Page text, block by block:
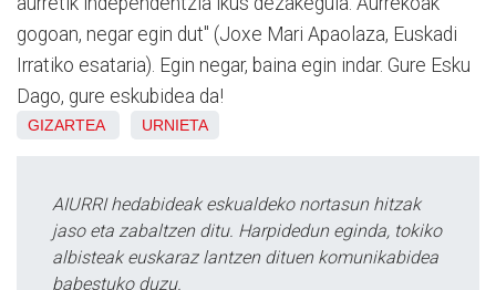
gogoan, negar egin dut" (Joxe Mari Apaolaza, Euskadi
Irratiko esataria). Egin negar, baina egin indar. Gure Esku
Dago, gure eskubidea da!
GIZARTEA URNIETA
AIURRI hedabideak eskualdeko nortasun hitzak
jaso eta zabaltzen ditu. Harpidedun eginda, tokiko
albisteak euskaraz lantzen dituen komunikabidea
babestuko duzu.